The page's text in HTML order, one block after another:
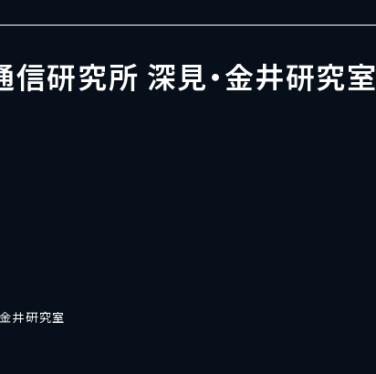
研究所 深見・金井研究室
井研究室